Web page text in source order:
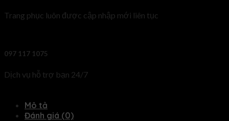
Trang phục luôn được cập nhập mới liên tục
097 117 1075
Dịch vụ hỗ trợ bạn 24/7
Mô tả
Đánh giá (0)